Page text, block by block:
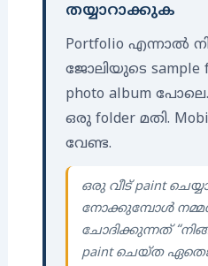
തയ്യാറാക്കുക
Portfolio എന്നാൽ
ജോലിയുടെ sample
photo album
ഒരു folder മതി.
വേണ്ട.
ഒരു വീട് paint
നോക്കുമ്പോൾ
ചോദിക്കുന്നത്
paint ചെയ്ത